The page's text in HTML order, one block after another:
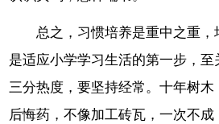
总之，习惯培养是重中之重，
是适应小学学习生活的第一步，
三分热度，要坚持经常。十年树
后悔药，不像加工砖瓦，一次不